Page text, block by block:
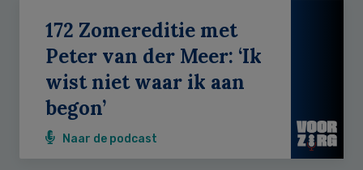
172 Zomereditie met
Peter van der Meer: ‘Ik
wist niet waar ik aan
begon’
Naar de podcast